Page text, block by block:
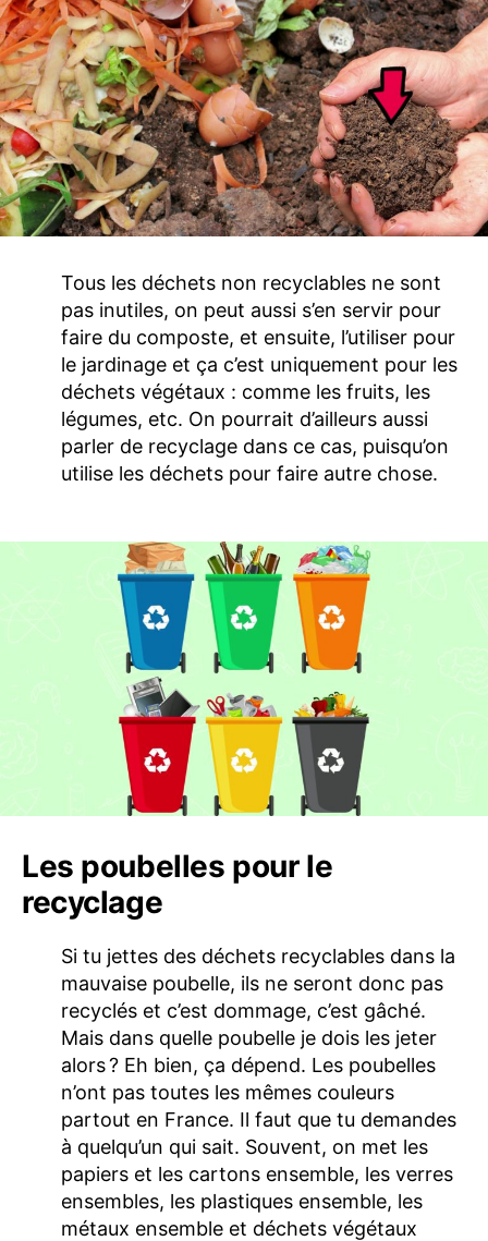
Tous les déchets non recyclables ne sont
pas inutiles, on peut aussi s’en servir pour
faire du composte, et ensuite, l’utiliser pour
le jardinage et ça c’est uniquement pour les
déchets végétaux : comme les fruits, les
légumes, etc. On pourrait d’ailleurs aussi
parler de recyclage dans ce cas, puisqu’on
utilise les déchets pour faire autre chose.
Les poubelles pour le
recyclage
Si tu jettes des déchets recyclables dans la
mauvaise poubelle, ils ne seront donc pas
recyclés et c’est dommage, c’est gâché.
Mais dans quelle poubelle je dois les jeter
alors ? Eh bien, ça dépend. Les poubelles
n’ont pas toutes les mêmes couleurs
partout en France. Il faut que tu demandes
à quelqu’un qui sait. Souvent, on met les
papiers et les cartons ensemble, les verres
ensembles, les plastiques ensemble, les
métaux ensemble et déchets végétaux